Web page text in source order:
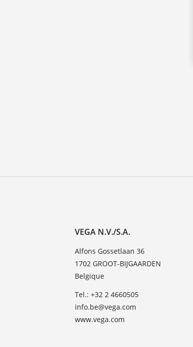
VEGA N.V./S.A.
Alfons Gossetlaan 36
1702 GROOT-BIJGAARDEN
Belgique
Tel.: +32 2 4660505
info.be@vega.com
www.vega.com